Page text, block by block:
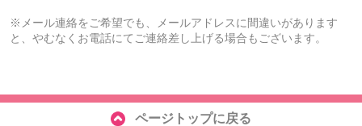
※メール連絡をご希望でも、メールアドレスに間違いがあります
と、やむなくお電話にてご連絡差し上げる場合もございます。
ページトップに戻る